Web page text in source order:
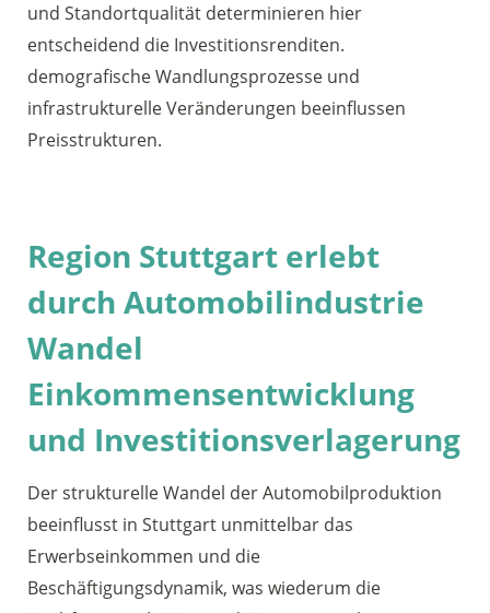
und Standortqualität determinieren hier
entscheidend die Investitionsrenditen.
demografische Wandlungsprozesse und
infrastrukturelle Veränderungen beeinflussen
Preisstrukturen.
Region Stuttgart erlebt
durch Automobilindustrie
Wandel
Einkommensentwicklung
und Investitionsverlagerung
Der strukturelle Wandel der Automobilproduktion
beeinflusst in Stuttgart unmittelbar das
Erwerbseinkommen und die
Beschäftigungsdynamik, was wiederum die